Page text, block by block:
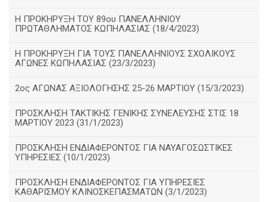
Η ΠΡΟΚΗΡΥΞΗ ΤΟΥ 89ου ΠΑΝΕΛΛΗΝΙΟΥ
ΠΡΩΤΑΘΛΗΜΑΤΟΣ ΚΩΠΗΛΑΣΙΑΣ (18/4/2023)
Η ΠΡΟΚΗΡΥΞΗ ΓΙΑ ΤΟΥΣ ΠΑΝΕΛΛΗΝΙΟΥΣ ΣΧΟΛΙΚΟΥΣ
ΑΓΩΝΕΣ ΚΩΠΗΛΑΣΙΑΣ (23/3/2023)
2ος ΑΓΩΝΑΣ ΑΞΙΟΛΟΓΗΣΗΣ 25-26 ΜΑΡΤΙΟΥ (15/3/2023)
ΠΡΟΣΚΛΗΣΗ ΤΑΚΤΙΚΗΣ ΓΕΝΙΚΗΣ ΣΥΝΕΛΕΥΣΗΣ ΣΤΙΣ 18
ΜΑΡΤΙΟΥ 2023 (31/1/2023)
ΠΡΟΣΚΛΗΣΗ ΕΝΔΙΑΦΕΡΟΝΤΟΣ ΓΙΑ ΝΑΥΑΓΟΣΩΣΤΙΚΕΣ
ΥΠΗΡΕΣΙΕΣ (10/1/2023)
ΠΡΟΣΚΛΗΣΗ ΕΝΔΙΑΦΕΡΟΝΤΟΣ ΓΙΑ ΥΠΗΡΕΣΙΕΣ
ΚΑΘΑΡΙΣΜΟΥ ΚΛΙΝΟΣΚΕΠΑΣΜΑΤΩΝ (3/1/2023)